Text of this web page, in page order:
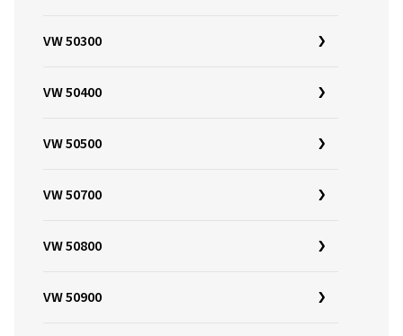
VW 50300
VW 50400
VW 50500
VW 50700
VW 50800
VW 50900